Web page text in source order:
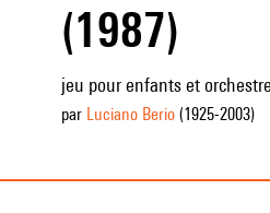
(1987)
jeu pour enfants et
par Luciano Berio(1925-2003)